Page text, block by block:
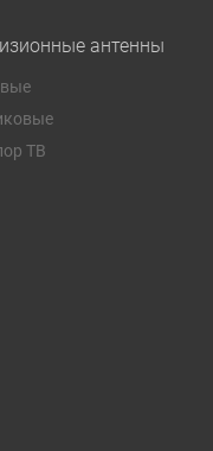
антенны
ТВ